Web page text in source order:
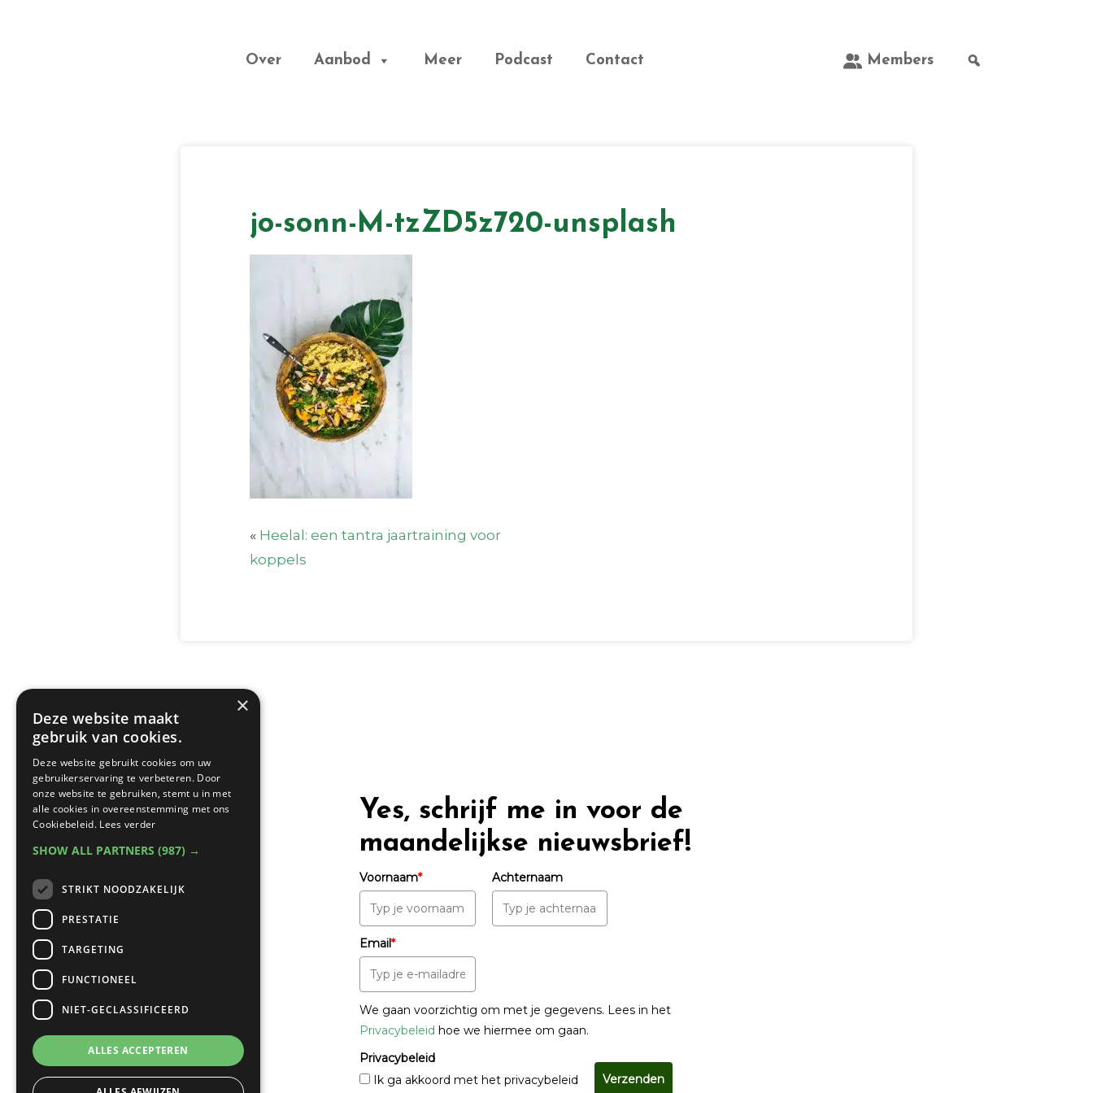
Header
Over Aanbod Meer Podcast Contact Members
jo-sonn-M-tzZD5z720-unsplash
« Heelal: een tantra jaartraining voor
koppels
Yes, schrijf me in voor de
maandelijkse nieuwsbrief!
Voornaam* Achternaam
Email*
We gaan voorzichtig om met je gegevens. Lees in het
Privacybeleid hoe we hiermee om gaan.
Privacybeleid
Ik ga akkoord met het privacybeleid
Verzenden
×
Deze website maakt
gebruik van cookies.
Deze website gebruikt cookies om uw
gebruikerservaring te verbeteren. Door
onze website te gebruiken, stemt u in met
alle cookies in overeenstemming met ons
Cookiebeleid. Lees verder
SHOW ALL PARTNERS (987) →
STRIKT NOODZAKELIJK
PRESTATIE
TARGETING
FUNCTIONEEL
NIET-GECLASSIFICEERD
ALLES ACCEPTEREN